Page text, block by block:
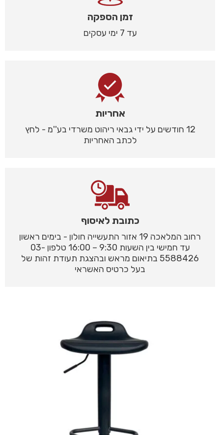
זמן הספקה
עד 7 ימי עסקים
אחריות
12 חודשים על ידי גבאי ריהוט משרדי בע''מ - לחץ
לכתב האחריות
כתובת לאיסוף
רחוב המלאכה 19 אזור התעשייה חולון - בימים ראשון
עד חמישי בין השעות 9:30 – 16:00 טלפון 03-
5588426 בתיאום מראש ובהצגת תעודת זהות של
בעל כרטיס האשראי